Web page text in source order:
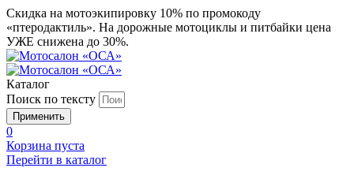
Скидка на мотоэкипировку 10% по промокоду
«птеродактиль». На дорожные мотоциклы и питбайки цена
УЖЕ снижена до 30%.
Каталог
Поиск по тексту
0
Корзина пуста
Перейти в каталог